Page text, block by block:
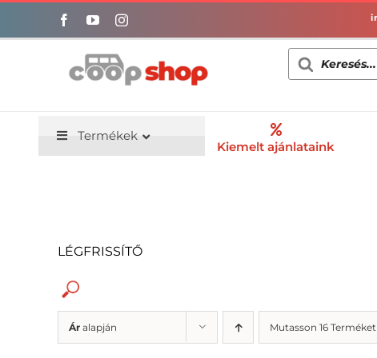
Products
search
Termékek
Kiemelt ajánlataink
LÉGFRISSÍTŐ
Alacsony só/nátrium-
Ár alapján Mutasson 16 Terméket